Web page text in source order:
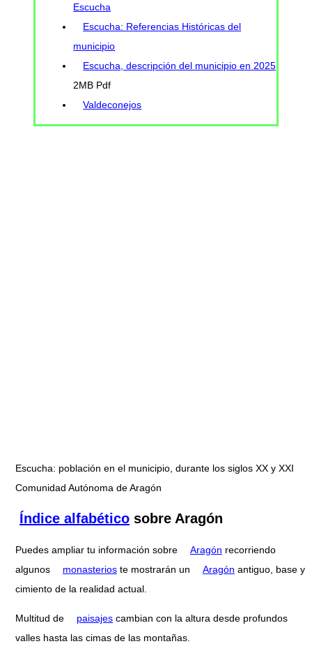
Escucha
Escucha: Referencias Históricas del
municipio
Escucha, descripción del municipio en 2025
2MB Pdf
Valdeconejos
Escucha: población en el municipio, durante los siglos XX y XXI
Comunidad Autónoma de Aragón
Índice alfabético sobre Aragón
Puedes ampliar tu información sobre Aragón recorriendo
algunos
monasterios te mostrarán un Aragón antiguo, base y
cimiento de la realidad actual.
Multitud de paisajes cambian con la altura desde profundos
valles hasta las cimas de las montañas.